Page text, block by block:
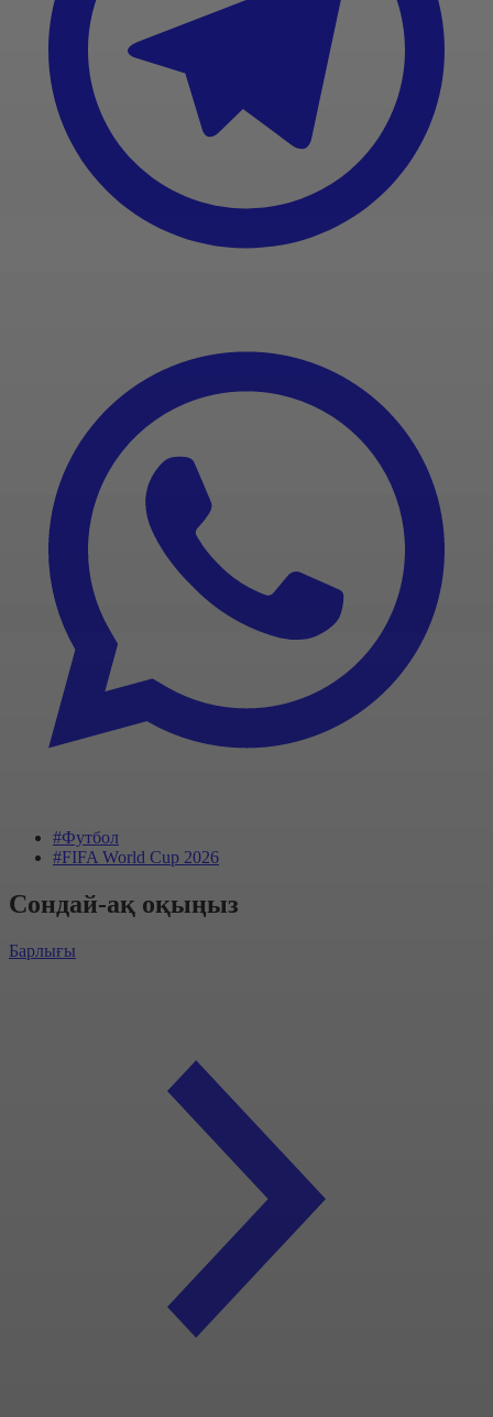
#Футбол
#FIFA World Cup 2026
Сондай-ақ оқыңыз
Барлығы